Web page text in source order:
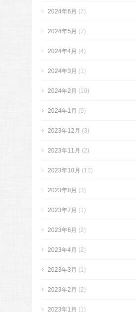
2024年6月 (7)
2024年5月 (7)
2024年4月 (4)
2024年3月 (1)
2024年2月 (10)
2024年1月 (5)
2023年12月 (3)
2023年11月 (2)
2023年10月 (12)
2023年8月 (3)
2023年7月 (1)
2023年6月 (2)
2023年4月 (2)
2023年3月 (1)
2023年2月 (2)
2023年1月 (1)